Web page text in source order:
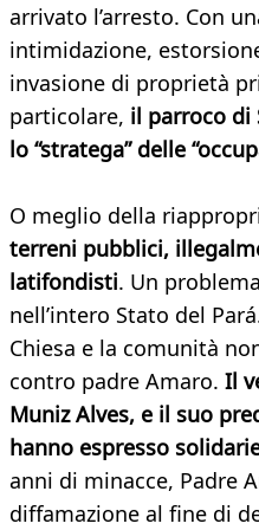
arrivato l’arresto. Con
intimidazione,
invasione di proprietà
particolare, il parroco di
lo “stratega” delle
O meglio della
terreni pubblici,
latifondisti. Un
nell’intero Stato del
Chiesa e la comunità
contro padre Amaro. Il
Muniz Alves, e il suo
hanno espresso
anni di minacce, Padre
diffamazione al fine di